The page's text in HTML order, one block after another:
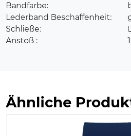
Bandfarbe:
Lederband Beschaffenheit:
Schließe:
Anstoß :
Ähnliche